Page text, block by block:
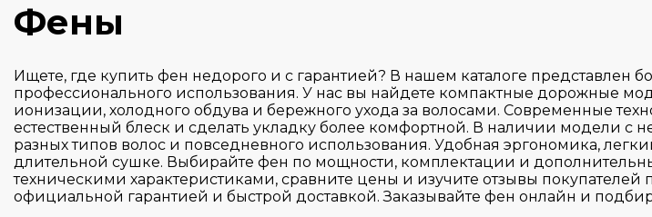
Фены
Ищете, где купить фен недорого и с гарантией? В нашем каталоге
профессионального использования. У нас вы найдете компактные дорожные
ионизации, холодного обдува и бережного ухода за волосами. Современные
естественный блеск и сделать укладку более комфортной. В наличии модели
разных типов волос и повседневного использования. Удобная эргономика,
длительной сушке. Выбирайте фен по мощности, комплектации и
техническими характеристиками, сравните цены и изучите отзывы
официальной гарантией и быстрой доставкой. Заказывайте фен онлайн и